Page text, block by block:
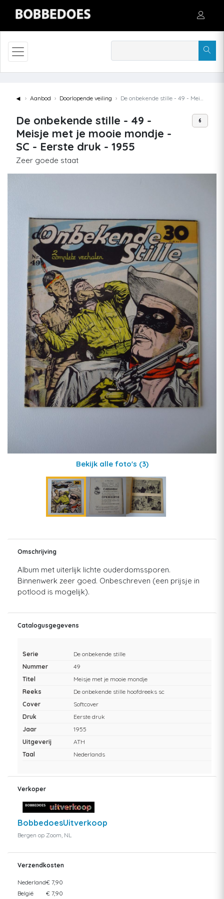
◄ Aanbod Doorlopende veiling De onbekende stille - 49 - Meisje met je mooie mondje - SC - Eerste druk - 1955
De onbekende stille - 49 -
Meisje met je mooie mondje -
SC - Eerste druk - 1955
Zeer goede staat
6
Bekijk alle foto's (3)
Omschrijving
Album met uiterlijk lichte ouderdomssporen.
Binnenwerk zeer goed. Onbeschreven (een prijsje in
potlood is mogelijk).
Catalogusgegevens
Serie
De onbekende stille
Nummer
49
Titel
Meisje met je mooie mondje
Reeks
De onbekende stille hoofdreeks sc
Cover
Softcover
Druk
Eerste druk
Jaar
1955
Uitgeverij
ATH
Taal
Nederlands
Verkoper
BobbedoesUitverkoop
Bergen op Zoom, NL
Verzendkosten
Nederland€ 7,90
België
€ 7,90